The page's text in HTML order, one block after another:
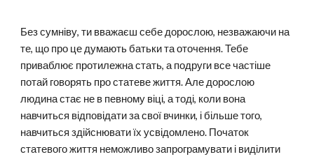
Без сумніву, ти вважаєш себе дорослою, незважаючи на
те, що про це думають батьки та оточення. Тебе
приваблює протилежна стать, а подруги все частіше
потай говорять про статеве життя. Але дорослою
людина стає не в певному віці, а тоді, коли вона
навчиться відповідати за свої вчинки, і більше того,
навчиться здійснювати їх усвідомлено. Початок
статевого життя неможливо запрограмувати і виділити